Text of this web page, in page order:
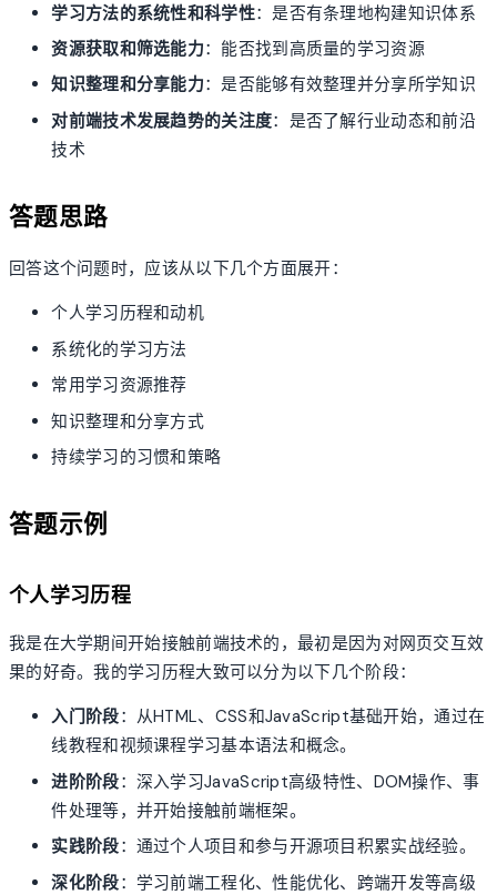
学习方法的系统性和科学性：是否有条理地构建知识体系
资源获取和筛选能力：能否找到高质量的学习资源
知识整理和分享能力：是否能够有效整理并分享所学知识
对前端技术发展趋势的关注度：是否了解行业动态和前沿
技术
答题思路
回答这个问题时，应该从以下几个方面展开：
个人学习历程和动机
系统化的学习方法
常用学习资源推荐
知识整理和分享方式
持续学习的习惯和策略
答题示例
个人学习历程
我是在大学期间开始接触前端技术的，最初是因为对网页交互效
果的好奇。我的学习历程大致可以分为以下几个阶段：
入门阶段：从HTML、CSS和JavaScript基础开始，通过在
线教程和视频课程学习基本语法和概念。
进阶阶段：深入学习JavaScript高级特性、DOM操作、事
件处理等，并开始接触前端框架。
实践阶段：通过个人项目和参与开源项目积累实战经验。
深化阶段：学习前端工程化、性能优化、跨端开发等高级